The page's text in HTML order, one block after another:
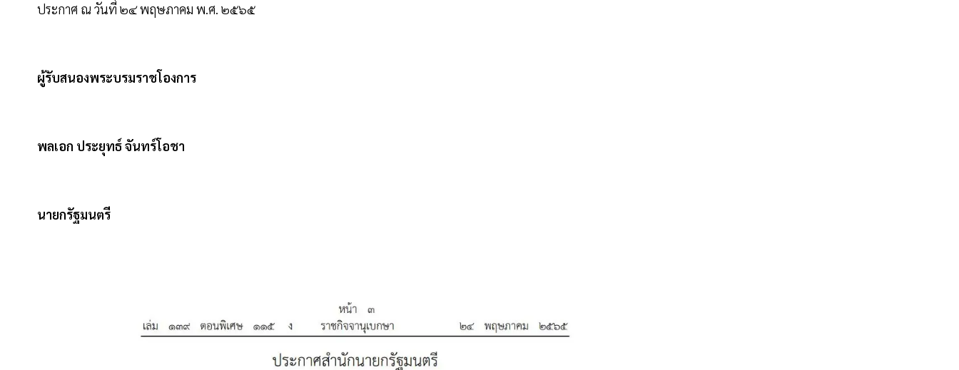
ประกาศ ณ วันที่ ๒๔ พฤษภาคม พ.ศ. ๒๕๖๕
ผู้รับสนองพระบรมราชโองการ
พลเอก ประยุทธ์ จันทร์โอชา
นายกรัฐมนตรี